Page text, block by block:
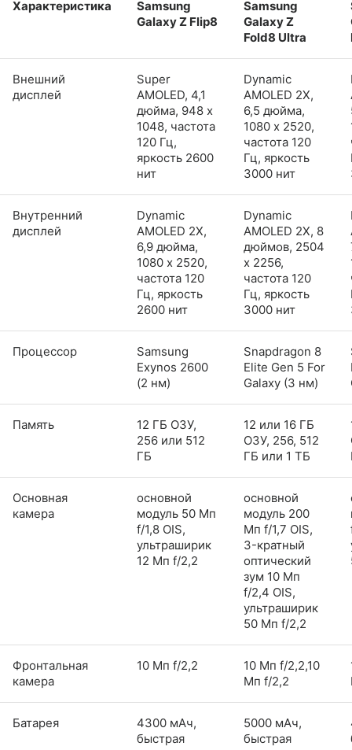
Характеристика
Samsung
Galaxy Z Flip8
Samsung
Galaxy Z
Fold8 Ultra
Внешний
дисплей
Super
AMOLED, 4,1
дюйма, 948 x
1048, частота
120 Гц,
яркость 2600
нит
Dynamic
AMOLED 2X,
6,5 дюйма,
1080 x 2520,
частота 120
Гц, яркость
3000 нит
Внутренний
дисплей
Dynamic
AMOLED 2X,
6,9 дюйма,
1080 x 2520,
частота 120
Гц, яркость
2600 нит
Dynamic
AMOLED 2X, 8
дюймов, 2504
x 2256,
частота 120
Гц, яркость
3000 нит
Процессор
Samsung
Exynos 2600
(2 нм)
Snapdragon 8
Elite Gen 5 For
Galaxy (3 нм)
Память
12 ГБ ОЗУ,
256 или 512
ГБ
12 или 16 ГБ
ОЗУ, 256, 512
ГБ или 1 ТБ
Основная
камера
основной
модуль 50 Мп
f/1,8 OIS,
ультраширик
12 Мп f/2,2
основной
модуль 200
Мп f/1,7 OIS,
3-кратный
оптический
зум 10 Мп
f/2,4 OIS,
ультраширик
50 Мп f/2,2
Фронтальная
камера
10 Мп f/2,2
10 Мп f/2,2,10
Мп f/2,2
Батарея
4300 мАч,
быстрая
5000 мАч,
быстрая